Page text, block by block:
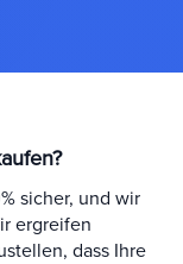
sicher, und wir
ergreifen
dass Ihre